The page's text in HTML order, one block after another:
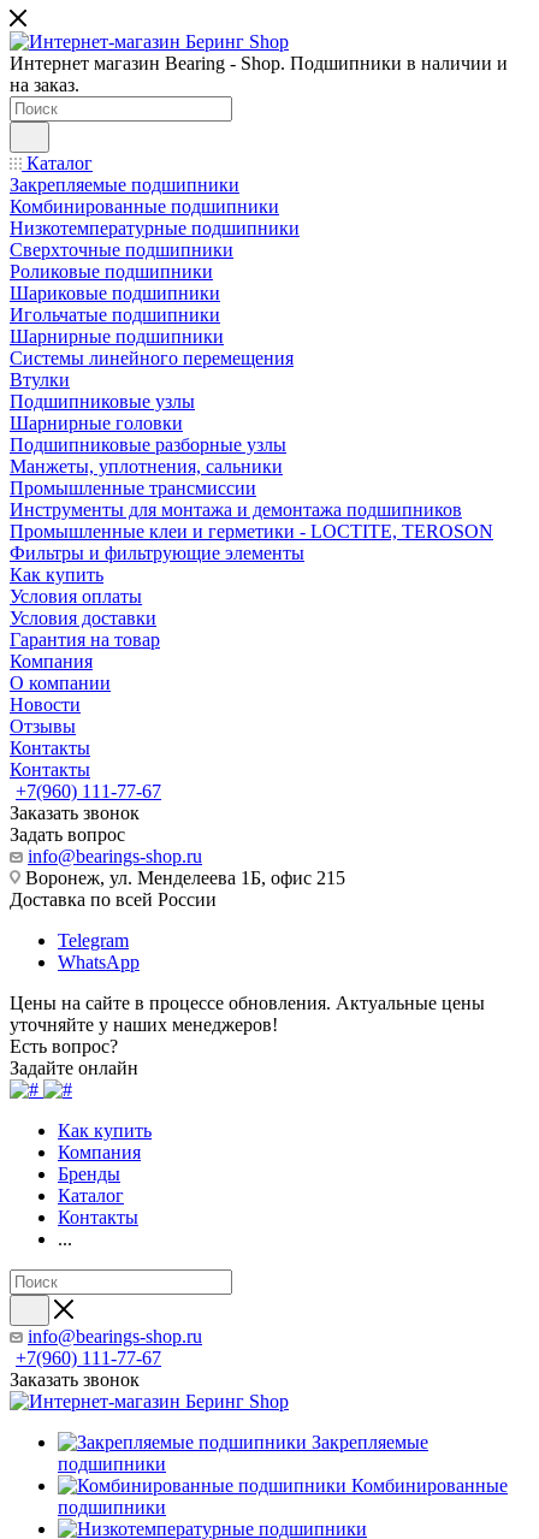
Интернет магазин Bearing - Shop. Подшипники в наличии и
на заказ.
Каталог
Закрепляемые подшипники
Комбинированные подшипники
Низкотемпературные подшипники
Сверхточные подшипники
Роликовые подшипники
Шариковые подшипники
Игольчатые подшипники
Шарнирные подшипники
Системы линейного перемещения
Втулки
Подшипниковые узлы
Шарнирные головки
Подшипниковые разборные узлы
Манжеты, уплотнения, сальники
Промышленные трансмиссии
Инструменты для монтажа и демонтажа подшипников
Промышленные клеи и герметики - LOCTITE, TEROSON
Фильтры и фильтрующие элементы
Как купить
Условия оплаты
Условия доставки
Гарантия на товар
Компания
О компании
Новости
Отзывы
Контакты
Контакты
+7(960) 111-77-67
Заказать звонок
Задать вопрос
info@bearings-shop.ru
Воронеж, ул. Менделеева 1Б, офис 215
Доставка по всей России
Telegram
WhatsApp
Цены на сайте в процессе обновления. Актуальные цены
уточняйте у наших менеджеров!
Есть вопрос?
Задайте онлайн
Как купить
Компания
Бренды
Каталог
Контакты
...
info@bearings-shop.ru
+7(960) 111-77-67
Заказать звонок
Закрепляемые
подшипники
Комбинированные
подшипники